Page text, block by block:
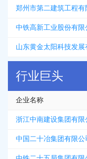
郑州市第二建筑工程有
中铁高新工业股份有限
山东黄金太阳科技发展
行业巨头
企业名称
浙江中南建设集团有限
中国二十冶集团有限公